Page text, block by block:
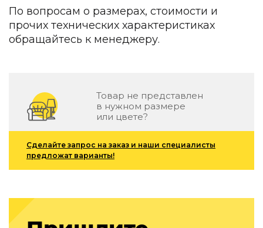
Коллекции
ROOM — Modern
INTERRA — Soft Modern
Подбор, производство и комплектация по вашему
Декор
По типу
Для кухни
Зеркала
Вентиляторы
Ковры
По вопросам о размерах, стоимости и
прочих технических характеристиках
обращайтесь к менеджеру.
Товар не представлен
в нужном размере
или цвете?
Сделайте запрос на заказ и наши специалисты
предложат варианты!